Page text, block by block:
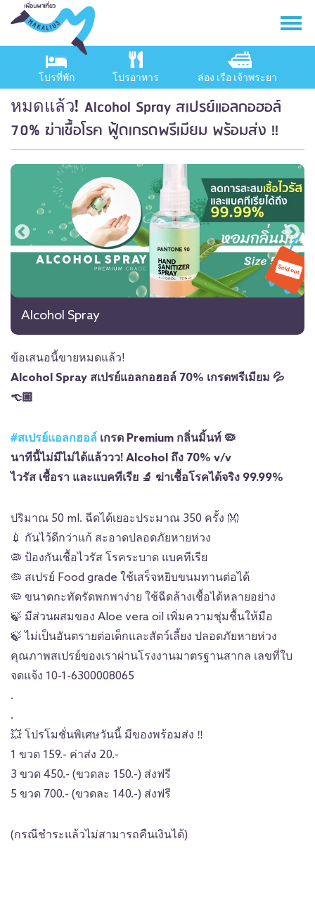
โปรที่พัก โปรอาหาร ล่อง เรือ เจ้าพระยา
หมดแล้ว! Alcohol Spray สเปรย์แอลกอฮอล์
70% ฆ่าเชื้อโรค ฟู้ดเกรดพรีเมียม พร้อมส่ง !!
Alcohol Spray
ข้อเสนอนี้ขายหมดแล้ว!
Alcohol Spray สเปรย์แอลกอฮอล์ 70% เกรดพรีเมียม 💦
👈🏼
#สเปรย์แอลกฮอล์ เกรด Premium กลิ่นมิ้นท์ 🦠
นาทีนี้ไม่มีไม่ได้แล้ววว! Alcohol ถึง 70% v/v
ไวรัส เชื้อรา และแบคทีเรีย 🔬 ฆ่าเชื้อโรคได้จริง 99.99%
ปริมาณ 50 ml. ฉีดได้เยอะประมาณ 350 ครั้ง 👐
💉 กันไว้ดีกว่าแก้ สะอาดปลอดภัยหายห่วง
🦠 ป้องกันเชื้อไวรัส โรคระบาด แบคทีเรีย
🦠 สเปรย์ Food grade ใช้เสร็จหยิบขนมทานต่อได้
🦠 ขนาดกะทัดรัดพกพาง่าย ใช้ฉีดล้างเชื้อได้หลายอย่าง
🍃 มีส่วนผสมของ Aloe vera oil เพิ่มความชุ่มชื้นให้มือ
🍃 ไม่เป็นอันตรายต่อเด็กและสัตว์เลี้ยง ปลอดภัยหายห่วง
คุณภาพสเปรย์ของเราผ่านโรงงานมาตรฐานสากล เลขที่ใบ
จดแจ้ง 10-1-6300008065
.
.
💥 โปรโมชั่นพิเศษวันนี้ มีของพร้อมส่ง ‼️
1 ขวด 159.- ค่าส่ง 20.-
3 ขวด 450.- (ขวดละ 150.-) ส่งฟรี
5 ขวด 700.- (ขวดละ 140.-) ส่งฟรี
(กรณีชำระแล้วไม่สามารถคืนเงินได้)